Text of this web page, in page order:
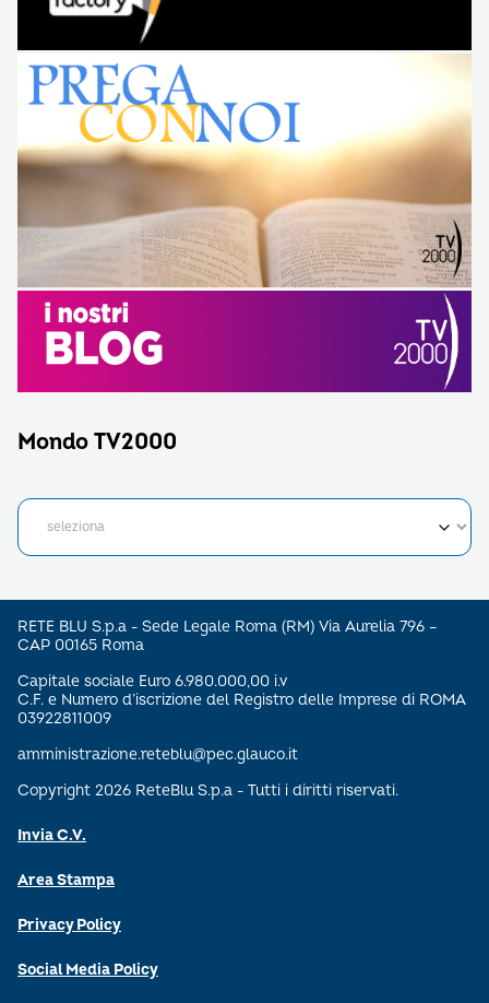
Mondo TV2000
RETE BLU S.p.a - Sede Legale Roma (RM) Via Aurelia 796 –
CAP 00165 Roma
Capitale sociale Euro 6.980.000,00 i.v
C.F. e Numero d’iscrizione del Registro delle Imprese di ROMA
03922811009
amministrazione.reteblu@pec.glauco.it
Copyright 2026 ReteBlu S.p.a - Tutti i diritti riservati.
Invia C.V.
Area Stampa
Privacy Policy
Social Media Policy